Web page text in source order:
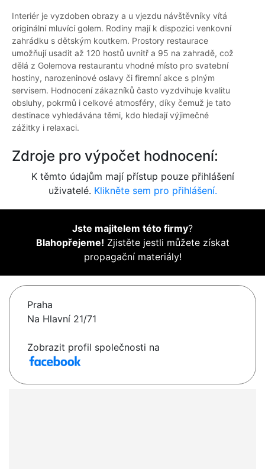
Interiér je vyzdoben obrazy a u vjezdu návštěvníky vítá
originální mluvící golem. Rodiny mají k dispozici venkovní
zahrádku s dětským koutkem. Prostory restaurace
umožňují usadit až 120 hostů uvnitř a 95 na zahradě, což
dělá z Golemova restaurantu vhodné místo pro svatební
hostiny, narozeninové oslavy či firemní akce s plným
servisem. Hodnocení zákazníků často vyzdvihuje kvalitu
obsluhy, pokrmů i celkové atmosféry, díky čemuž je tato
destinace vyhledávána těmi, kdo hledají výjimečné
zážitky i relaxaci.
Zdroje pro výpočet hodnocení:
K těmto údajům mají přístup pouze přihlášení
uživatelé. Klikněte sem pro přihlášení.
Jste majitelem této firmy?
Blahopřejeme! Zjistěte jestli můžete získat
propagační materiály!
Praha
Na Hlavní 21/71
Zobrazit profil společnosti na